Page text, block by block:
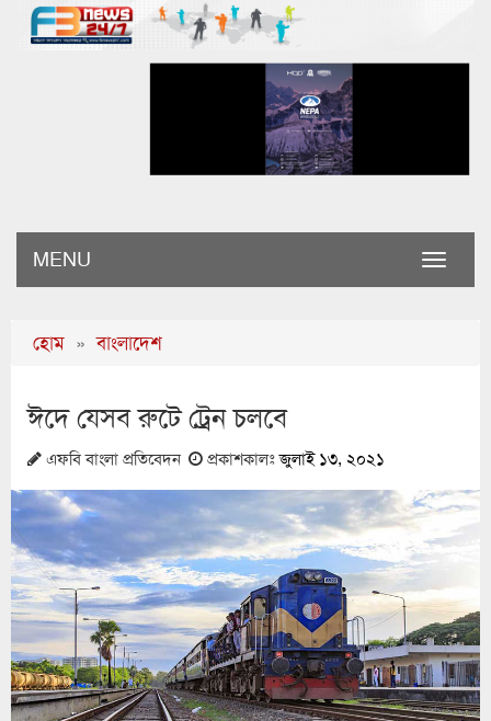
Toggle
MENU
হোম » বাংলাদেশ
ঈদে যেসব রুটে ট্রেন চলবে
এফবি বাংলা প্রতিবেদন প্রকাশকালঃজুলাই ১৩, ২০২১